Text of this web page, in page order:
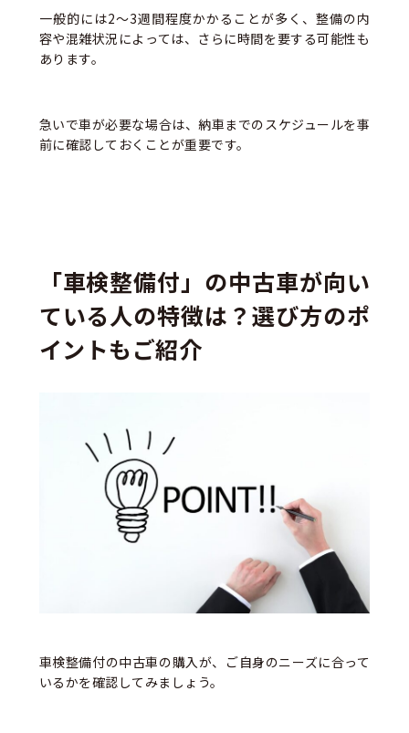
一般的には2〜3週間程度かかることが多く、整備の内
容や混雑状況によっては、さらに時間を要する可能性も
あります。
急いで車が必要な場合は、納車までのスケジュールを事
前に確認しておくことが重要です。
「車検整備付」の中古車が向い
ている人の特徴は？選び方のポ
イントもご紹介
車検整備付の中古車の購入が、ご自身のニーズに合って
いるかを確認してみましょう。